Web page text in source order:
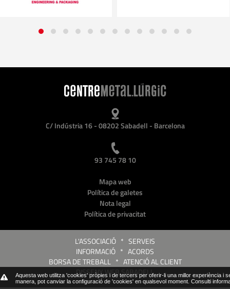
Aquesta web utilitza 'cookies' pròpies i de tercers per oferir-li una millor experiència
manera, pot canviar la configuració de 'cookies' en qualsevol moment. Consulti
C/ Indústria 16 - 08202 Sabadell - Barcelona
93 745 78 10
Mapa web
Política de galetes
Nota legal
Política de privacitat
L'ASSOCIACIÓ * SERVEIS
INFORMACIÓ * ACORDS
BORSA DE TREBALL* ATENCIÓ AL CLIENT
DISSENY WEB SABADELL